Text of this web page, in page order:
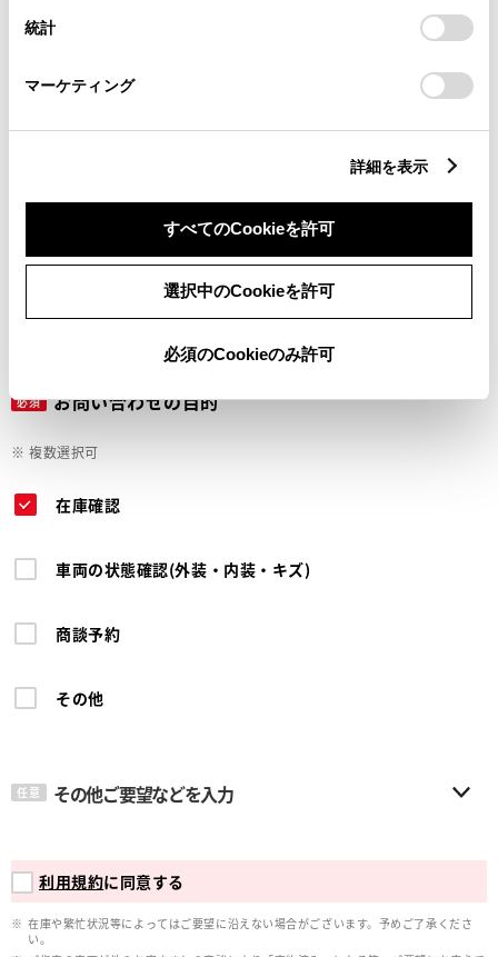
設定の変更、同意を撤回したりするにあたっては、当社の
「Cookie（クッキー）情報の取り扱いについて
」をご覧くだ
統計
マーケティング
詳細を表示
すべてのCookieを許可
選択中のCookieを許可
必須のCookieのみ許可
必須 ご希望の連絡方法
Eメール
メールアドレス
必須 お問い合わせの目的
※ 複数選択可
在庫確認
車両の状態確認(外装・内装・キズ)
商談予約
その他
任意 その他ご要望などを入力
利用規約に同意する
在庫や繁忙状況等によってはご要望に沿えない場合がございます。予めご了承くださ
い。